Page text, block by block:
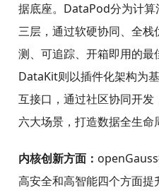
据底座。DataPod分为计
三层，通过软硬协同、全
测、可追踪、开箱即用的最
DataKit则以插件化架构为
互接口，通过社区协同开
六大场景，打造数据全生命
内核创新方面： openGauss
高安全和高智能四个方面